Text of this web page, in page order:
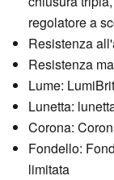
regolatore a
Resistenza
Resistenza
Lume:
Lunetta:
Corona:
Fondello:
limitata